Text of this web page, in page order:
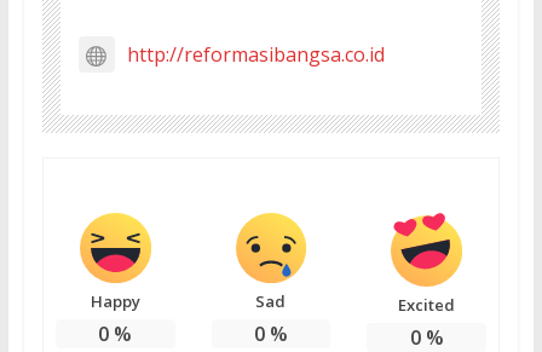
http://reformasibangsa.co.id
Happy
0 %
Sad
0%
Excited
0%